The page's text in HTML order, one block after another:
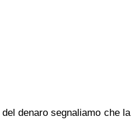
denaro segnaliamo che la